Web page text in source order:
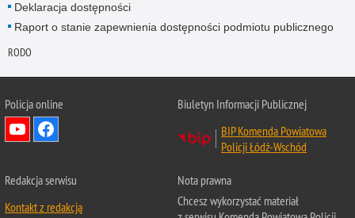
Deklaracja dostępności
Raport o stanie zapewnienia dostępności podmiotu publicznego
RODO
Policja online
Biuletyn Informacji Publicznej
BIP Komenda Powiatowa
Policji Łódź-Wschód
Redakcja serwisu
Kontakt z redakcją
Nota prawna
Chcesz wykorzystać materiał